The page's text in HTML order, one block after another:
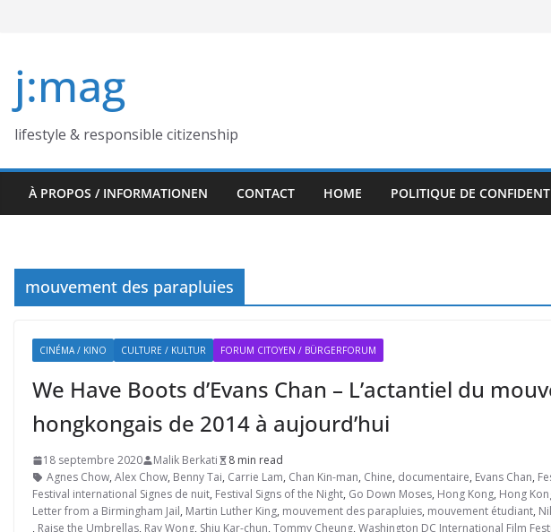
j:mag
lifestyle & responsible citizenship
À PROPOS / INFORMATIONEN CONTACT HOME POLITIQUE DE
mouvement des parapluies
CINÉMA / KINO CULTURE / KULTUR FORUM CITOYEN / BÜRGERFORUM
We Have Boots d’Evans Chan – L’actantiel du
hongkongais de 2014 à aujourd’hui
18 septembre 2020 Malik Berkati
8 min read
Agnes Chow, Alex Chow, Benny Tai, Carrie Lam, Chan Kin-man, Chine, documentaire, Evans Chan,
Festival international Signes de nuit, Festival Signs of the Night, Go Down Moses, Hong Kong, Hong
Letter from a Birmingham Jail, Martin Luther King, mouvement des parapluies, mouvement étudiant,
, Raise the Umbrellas, Ray Wong, Shiu Kar-chun, Tommy Cheung, Washington DC International Film